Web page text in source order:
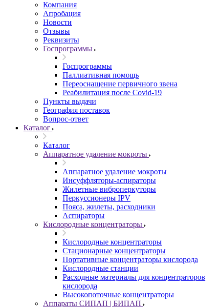
Компания
Апробация
Новости
Отзывы
Реквизиты
Госпрограммы
Госпрограммы
Паллиативная помощь
Переоснащение первичного звена
Реабилитация после Covid-19
Пункты выдачи
География поставок
Вопрос-ответ
Каталог
Каталог
Аппаратное удаление мокроты
Аппаратное удаление мокроты
Инсуффляторы-аспираторы
Жилетные виброперкуторы
Перкуссионеры IPV
Пояса, жилеты, расходники
Аспираторы
Кислородные концентраторы
Кислородные концентраторы
Стационарные концентраторы
Портативные концентраторы кислорода
Кислородные станции
Расходные материалы для концентраторов
кислорода
Высокопоточные концентраторы
Аппараты СИПАП | БИПАП